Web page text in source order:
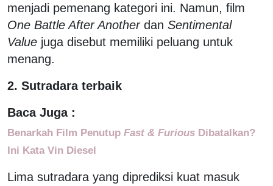
menjadi pemenang kategori ini. Namun, film
One Battle After Anotherdan Sentimental
Value juga disebut memiliki peluang untuk
menang.
2. Sutradara terbaik
Baca Juga :
Benarkah Film Penutup Fast & Furious Dibatalkan?
Ini Kata Vin Diesel
Lima sutradara yang diprediksi kuat masuk